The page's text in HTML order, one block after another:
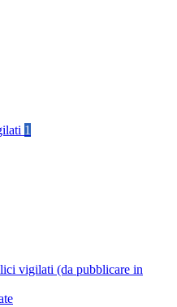
1
vigilati (da pubblicare in